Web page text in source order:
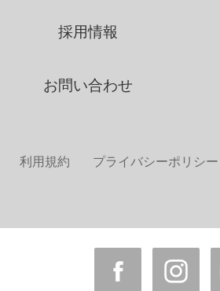
採用情報
お問い合わせ
利用規約 プライバシーポリシー